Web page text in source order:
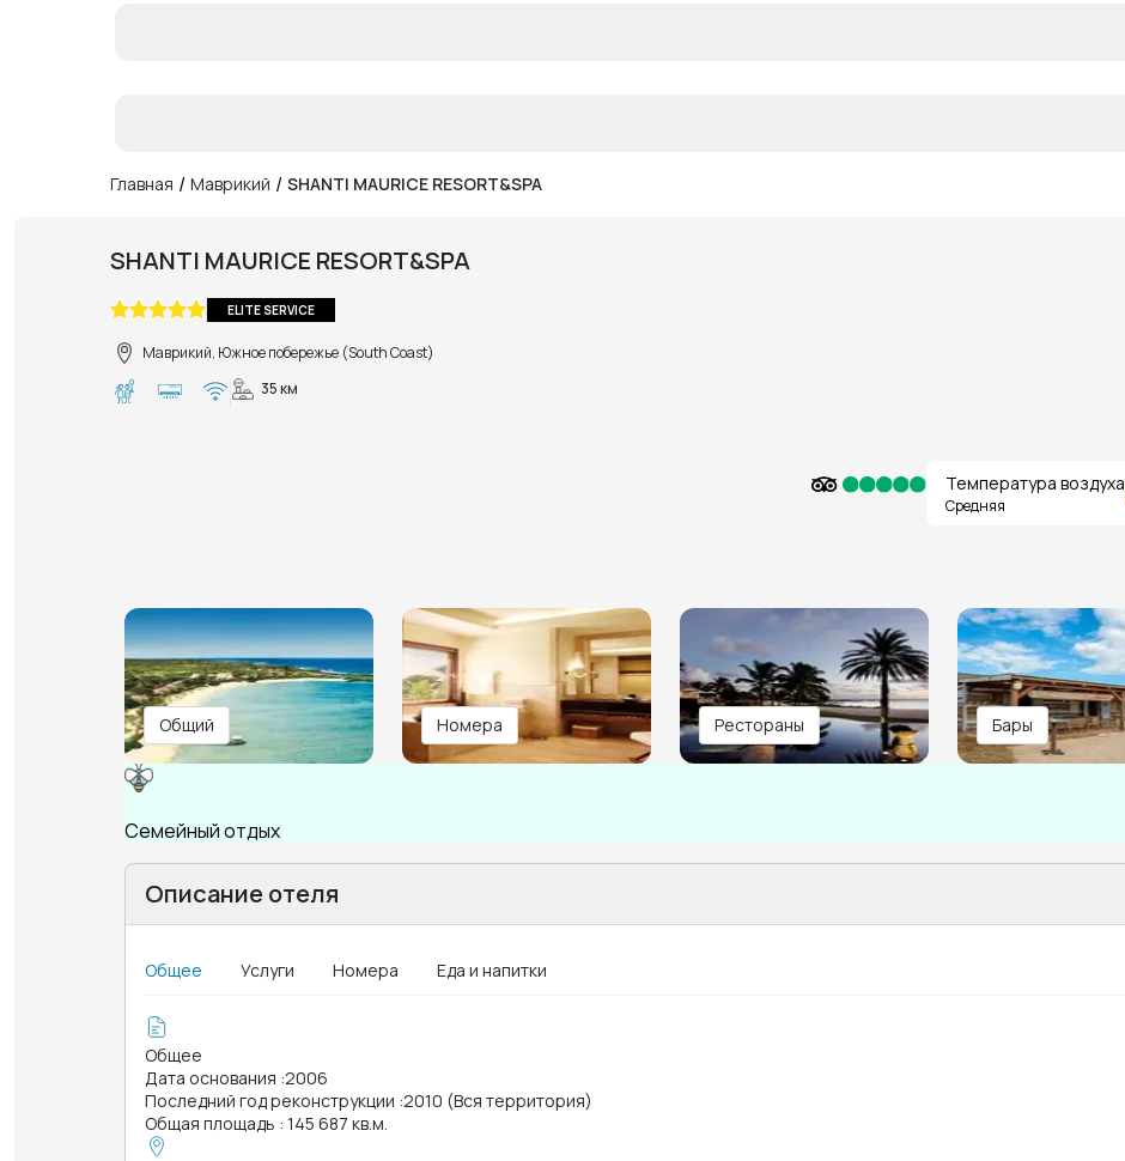
Главная / Маврикий / SHANTI MAURICE RESORT&SPA
SHANTI MAURICE RESORT&SPA
ELITE SERVICE
Маврикий, Южное побережье (South Coast)
35 км
Температура воздуха
Средняя
Общий Номера Рестораны Бары
Семейный отдых
Описание отеля
Общее Услуги Номера Еда и напитки
Общее
Дата основания :2006
Последний год реконструкции :2010 (Вся территория)
Общая площадь : 145 687 кв.м.